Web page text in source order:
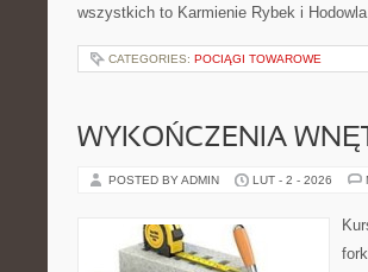
wszystkich to Karmienie Rybek i
CATEGORIES: POCIĄGI TOWAROWE
WYKOŃCZENIA
POSTED BY ADMIN LUT - 2 - 2026